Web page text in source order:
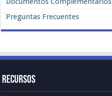
Preguntas Frecuentes
Recursos